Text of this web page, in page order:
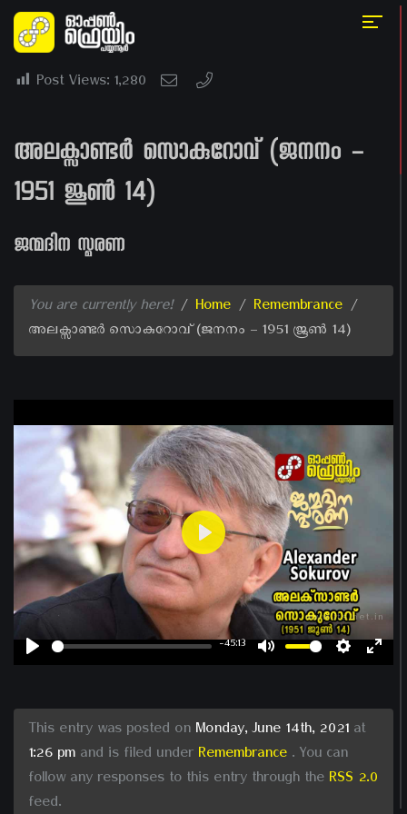
Post Views: 1,280
അലക്സാണ്ടർ സൊകുറോവ് (ജനനം –
1951 ജൂൺ 14)
ജന്മദിന സ്മരണ
You are currently here! / Home / Remembrance /
അലക്സാണ്ടർ സൊകുറോവ് (ജനനം – 1951 ജൂൺ 14)
Play
-45:13
Mute
Play
This entry was posted on Monday, June 14th, 2021 at
1:26 pm and is filed under Remembrance . You can
follow any responses to this entry through the RSS 2.0
feed.